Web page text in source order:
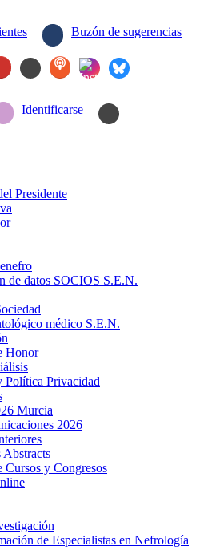
Buzón de sugerencias
Identificarse
Presidente
de datos SOCIOS S.E.N.
médico S.E.N.
Honor
Política Privacidad
Murcia
2026
Abstracts
Cursos y Congresos
de Especialistas en Nefrología